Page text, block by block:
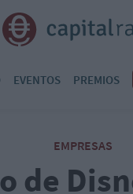
EVENTOS PREMIOS
EMPRESAS
de